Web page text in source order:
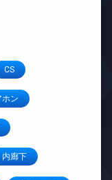
CS
ホン
内廊下